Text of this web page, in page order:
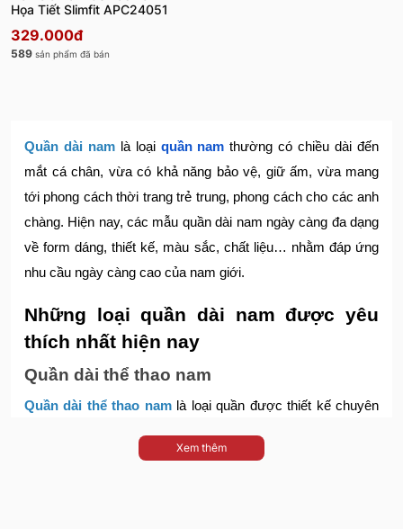
Họa Tiết Slimfit APC24051
329.000đ
589 sản phẩm đã bán
Quần dài namlà loại quần nam thường có chiều dài đến
mắt cá chân, vừa có khả năng bảo vệ, giữ ấm, vừa mang
tới phong cách thời trang trẻ trung, phong cách cho các anh
chàng. Hiện nay, các mẫu quần dài nam ngày càng đa dạng
về form dáng, thiết kế, màu sắc, chất liệu… nhằm đáp ứng
nhu cầu ngày càng cao của nam giới.
Những loại quần dài nam được yêu
thích nhất hiện nay
Quần dài thể thao nam
Quần dài thể thao namlà loại quần được thiết kế chuyên
dài thể thao nam thường có 2 kiểu dáng cơ bản bao gồm:
Xem thêm